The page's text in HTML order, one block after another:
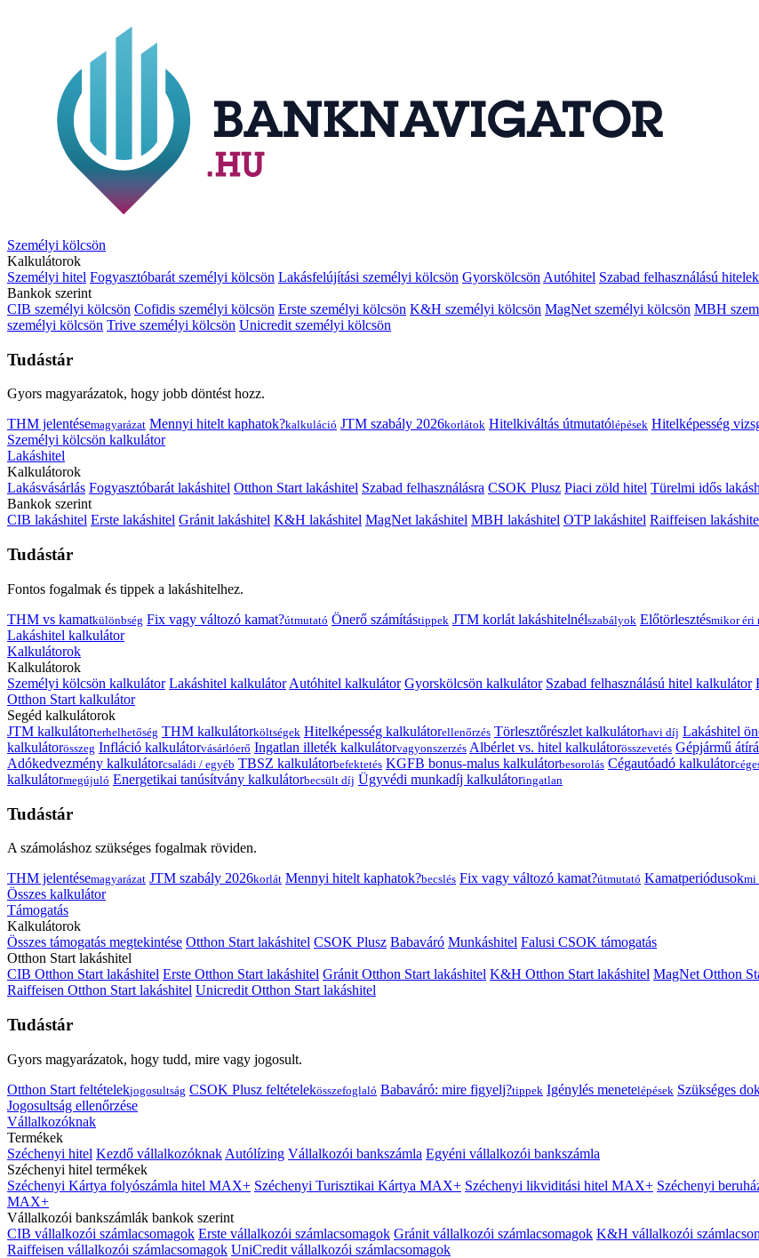
Személyi kölcsön
Kalkulátorok
Személyi hitel Fogyasztóbarát személyi kölcsön Lakásfelújítási személyi kölcsön Gyorskölcsön Autóhitel Szabad felhasználású hitelek
Bankok szerint
CIB személyi kölcsön Cofidis személyi kölcsön Erste személyi kölcsön K&H személyi kölcsön MagNet személyi kölcsön MBH
személyi kölcsön Trive személyi kölcsön Unicredit személyi kölcsön
Tudástár
Gyors magyarázatok, hogy jobb döntést hozz.
THM jelentésemagyarázat Mennyi hitelt kaphatok?kalkuláció JTM szabály 2026korlátok Hitelkiváltás útmutatólépések Hitelképesség
Személyi kölcsön kalkulátor
Lakáshitel
Kalkulátorok
Lakásvásárlás Fogyasztóbarát lakáshitel Otthon Start lakáshitel Szabad felhasználásra CSOK Plusz Piaci zöld hitel Türelmi idős
Bankok szerint
CIB lakáshitel Erste lakáshitel Gránit lakáshitel K&H lakáshitel MagNet lakáshitel MBH lakáshitel OTP lakáshitel Raiffeisen
Tudástár
Fontos fogalmak és tippek a lakáshitelhez.
THM vs kamatkülönbség Fix vagy változó kamat?útmutató Önerő számítástippek JTM korlát lakáshitelnélszabályok Előtörlesztésmikor éri
Lakáshitel kalkulátor
Kalkulátorok
Kalkulátorok
Személyi kölcsön kalkulátor Lakáshitel kalkulátor Autóhitel kalkulátor Gyorskölcsön kalkulátor Szabad felhasználású hitel kalkulátor
Otthon Start kalkulátor
Segéd kalkulátorok
JTM kalkulátorterhelhetőség THM kalkulátorköltségek Hitelképesség kalkulátorellenőrzés Törlesztőrészlet kalkulátorhavi díj Lakáshitel
kalkulátorösszeg Infláció kalkulátorvásárlóerő Ingatlan illeték kalkulátorvagyonszerzés Albérlet vs. hitel kalkulátorösszevetés Gépjármű
Adókedvezmény kalkulátorcsaládi / egyéb TBSZ kalkulátorbefektetés KGFB bonus-malus kalkulátorbesorolás Cégautóadó kalkulátor
kalkulátormegújuló Energetikai tanúsítvány kalkulátorbecsült díj Ügyvédi munkadíj kalkulátoringatlan
Tudástár
A számoláshoz szükséges fogalmak röviden.
THM jelentésemagyarázat JTM szabály 2026korlát Mennyi hitelt kaphatok?becslés Fix vagy változó kamat?útmutató Kamatperiódusokmi
Összes kalkulátor
Támogatás
Kalkulátorok
Összes támogatás megtekintése Otthon Start lakáshitel CSOK Plusz Babaváró Munkáshitel Falusi CSOK támogatás
Otthon Start lakáshitel
CIB Otthon Start lakáshitel Erste Otthon Start lakáshitel Gránit Otthon Start lakáshitel K&H Otthon Start lakáshitel MagNet Otthon
Raiffeisen Otthon Start lakáshitel Unicredit Otthon Start lakáshitel
Tudástár
Gyors magyarázatok, hogy tudd, mire vagy jogosult.
Otthon Start feltételekjogosultság CSOK Plusz feltételekösszefoglaló Babaváró: mire figyelj?tippek Igénylés menetelépések Szükséges
Jogosultság ellenőrzése
Vállalkozóknak
Termékek
Széchenyi hitel Kezdő vállalkozóknak Autólízing Vállalkozói bankszámla Egyéni vállalkozói bankszámla
Széchenyi hitel termékek
Széchenyi Kártya folyószámla hitel MAX+ Széchenyi Turisztikai Kártya MAX+ Széchenyi likviditási hitel MAX+ Széchenyi
MAX+
Vállalkozói bankszámlák bankok szerint
CIB vállalkozói számlacsomagok Erste vállalkozói számlacsomagok Gránit vállalkozói számlacsomagok K&H vállalkozói
Raiffeisen vállalkozói számlacsomagok UniCredit vállalkozói számlacsomagok